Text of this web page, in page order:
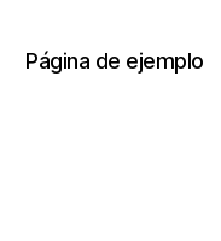
Página de ejemplo